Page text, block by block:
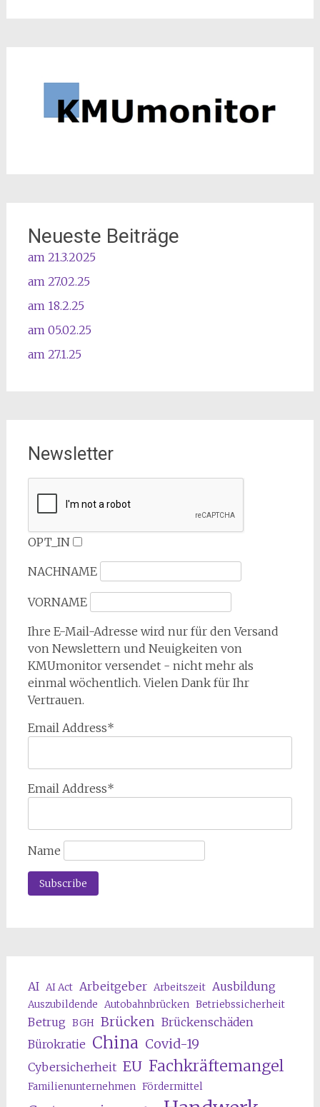
Neueste Beiträge
am 21.3.2025
am 27.02.25
am 18.2.25
am 05.02.25
am 27.1.25
Newsletter
OPT_IN
NACHNAME
VORNAME
Ihre E-Mail-Adresse wird nur für den Versand
von Newslettern und Neuigkeiten von
KMUmonitor versendet - nicht mehr als
einmal wöchentlich. Vielen Dank für Ihr
Vertrauen.
Email Address*
Email Address*
Name
AI AI Act Arbeitgeber Arbeitszeit Ausbildung
Auszubildende Autobahnbrücken Betriebssicherheit
Betrug BGH Brücken Brückenschäden
Bürokratie China Covid-19
Cybersicherheit EU Fachkräftemangel
Familienunternehmen Fördermittel